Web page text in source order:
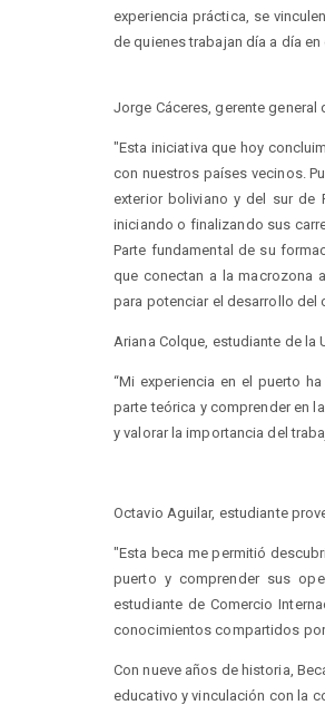
experiencia práctica, se
de quienes trabajan día a día en
Jorge Cáceres, gerente general
"Esta iniciativa que hoy
con nuestros países vecinos.
exterior boliviano y del sur de
iniciando o finalizando sus
Parte fundamental de su
que conectan a la macrozona
para potenciar el desarrollo del
Ariana Colque, estudiante de la
“Mi experiencia en el puerto
parte teórica y comprender en
y valorar la importancia del
Octavio Aguilar, estudiante
"Esta beca me permitió
puerto y comprender sus
estudiante de Comercio
conocimientos compartidos
Con nueve años de historia,
educativo y vinculación con la